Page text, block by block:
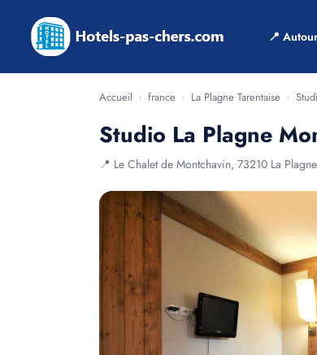
📍
Accueil › france › La Plagne Tarentaise ›
Studio La Plagne
📍 Le Chalet de Montchavin, 73210 La